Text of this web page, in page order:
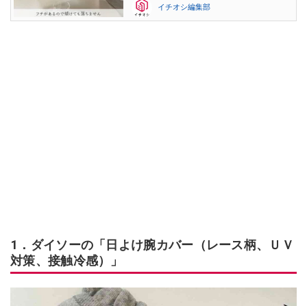
イチオシ編集部
1．ダイソーの「日よけ腕カバー（レース柄、ＵＶ
対策、接触冷感）」